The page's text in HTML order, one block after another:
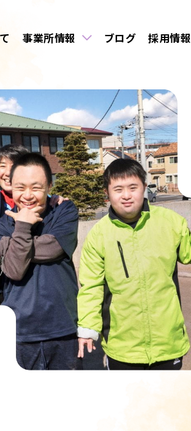
事業所情報 ブログ 採用情報